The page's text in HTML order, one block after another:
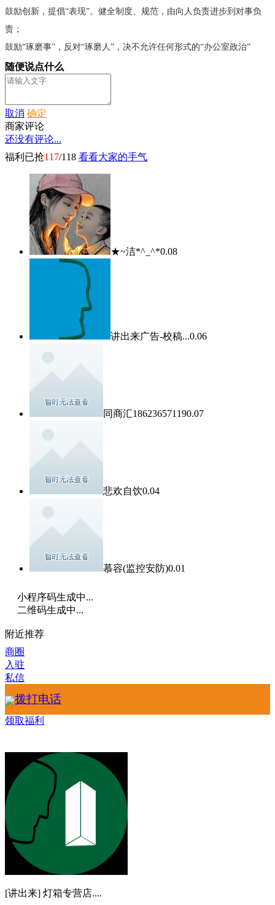
鼓励创新，提倡“表现”。健全制度、规范，由向人负责进步到对事负
责；
鼓励“琢磨事”，反对“琢磨人”，决不允许任何形式的“办公室政治”
随便说点什么
取消 确定
商家评论
还没有评论...
福利已抢117/118 看看大家的手气
★~洁*^_^*0.08
讲出来广告-校稿...0.06
同商汇186236571190.07
悲欢自饮0.04
慕容(监控安防)0.01
小程序码生成中...
二维码生成中...
附近推荐
商圈
入驻
私信
拨打电话
领取福利
[讲出来] 灯箱专营店....